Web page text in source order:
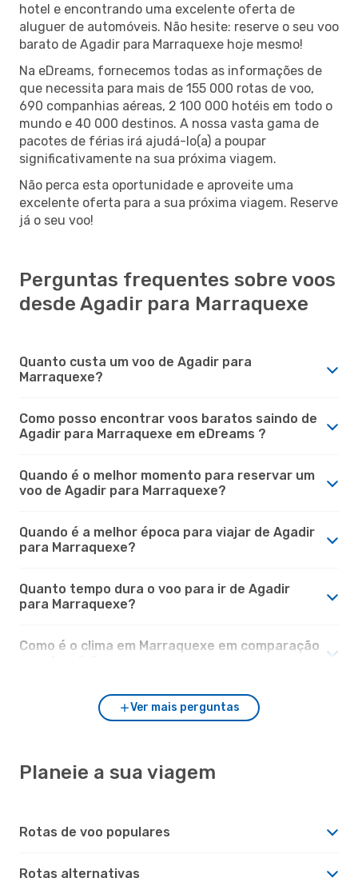
hotel e encontrando uma excelente oferta de
aluguer de automóveis. Não hesite: reserve o seu voo
barato de Agadir para Marraquexe hoje mesmo!
Na eDreams, fornecemos todas as informações de
que necessita para mais de 155 000 rotas de voo,
690 companhias aéreas, 2 100 000 hotéis em todo o
mundo e 40 000 destinos. A nossa vasta gama de
pacotes de férias irá ajudá-lo(a) a poupar
significativamente na sua próxima viagem.
Não perca esta oportunidade e aproveite uma
excelente oferta para a sua próxima viagem. Reserve
já o seu voo!
Perguntas frequentes sobre voos
desde Agadir para Marraquexe
Quanto custa um voo de Agadir para
Marraquexe?
Como posso encontrar voos baratos saindo de
Agadir para Marraquexe em eDreams ?
Quando é o melhor momento para reservar um
voo de Agadir para Marraquexe?
Quando é a melhor época para viajar de Agadir
para Marraquexe?
Quanto tempo dura o voo para ir de Agadir
para Marraquexe?
Como é o clima em Marraquexe em comparação
Ver mais perguntas
Planeie a sua viagem
Rotas de voo populares
Rotas alternativas